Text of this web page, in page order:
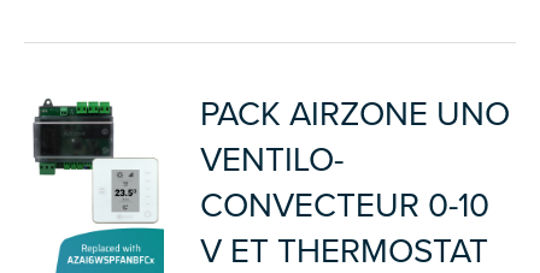
PACK AIRZONE UNO
VENTILO-
CONVECTEUR 0-10
V ET THERMOSTAT